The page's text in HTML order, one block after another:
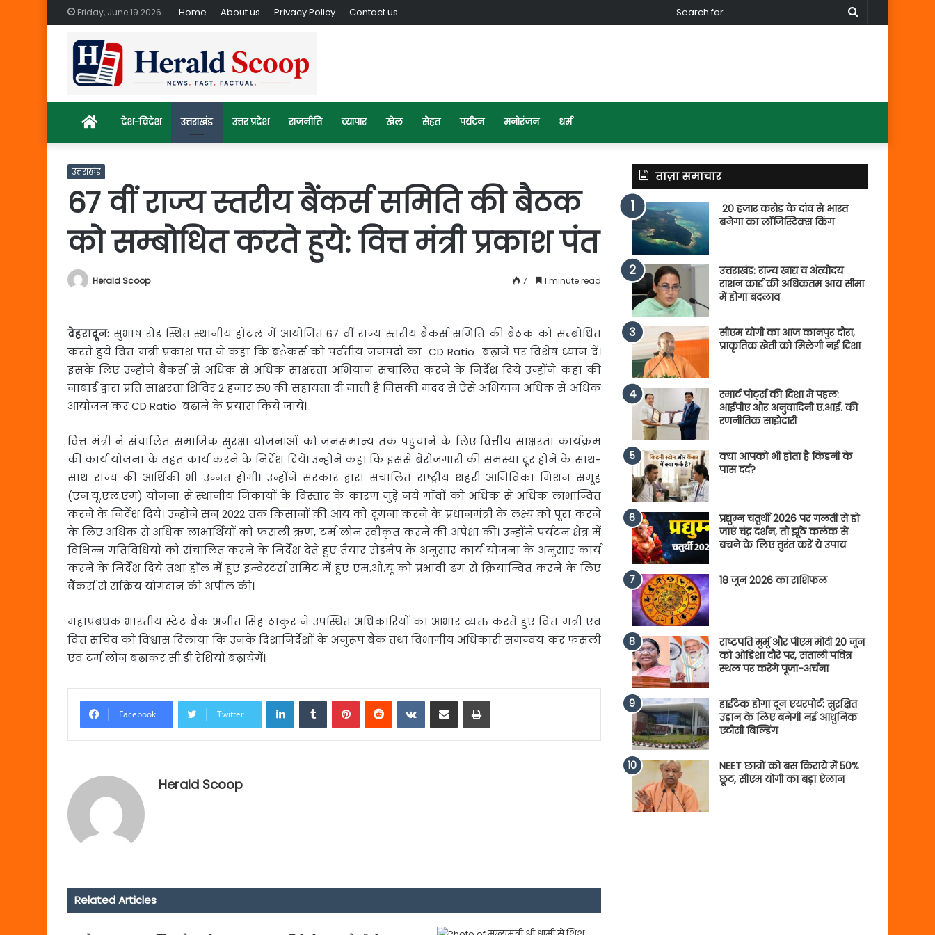
Friday, June 19 2026 Home About us Privacy Policy Contact us
Search
Homeदेश-विदेश उत्तराखंड उत्तर प्रदेश राजनीति व्यापार खेल सेहत पर्यटन मनोरंजन धर्म
उत्तराखंड
67 वीं राज्य स्तरीय बैंकर्स समिति की बैठक
को सम्बोधित करते हुये: वित्त मंत्री प्रकाश पंत
Herald Scoop 7 1 minute read
देहरादून: सुभाष रोड़ स्थित स्थानीय होटल में आयोजित 67 वीं राज्य स्तरीय बैंकर्स समिति की बैठक को सम्बोधित
करते हुये वित्त मंत्री प्रकाश पंत ने कहा कि बंैकर्स को पर्वतीय जनपदो का CD Ratio बढ़ाने पर विशेष ध्यान दें।
इसके लिए उन्होंने बैंकर्स से अधिक से अधिक साक्षरता अभियान संचालित करने के निर्देश दिये उन्होंने कहा की
नाबार्ड द्वारा प्रति साक्षरता शिविर 2 हजार रु0 की सहायता दी जाती है जिसकी मदद से ऐसे अभियान अधिक से अधिक
आयोजन कर CD Ratio बढाने के प्रयास किये जाये।
वित्त मंत्री ने संचालित समाजिक सुरक्षा योजनाओं को जनसमान्य तक पहुचाने के लिए वित्तीय साक्षरता कार्यक्रम
की कार्य योजना के तहत कार्य करने के निर्देश दिये। उन्होंने कहा कि इससे बेरोजगारी की समस्या दूर होने के साथ-
साथ राज्य की आर्थिकी भी उन्नत होगी। उन्होंने सरकार द्वारा संचालित राष्ट्रीय शहरी आजिविका मिशन समूह
(एन.यू.एल.एम) योजना से स्थानीय निकायों के विस्तार के कारण जुड़े नये गाॅवों को अधिक से अधिक लाभान्वित
करने के निर्देश दिये। उन्होंने सन् 2022 तक किसानों की आय को दूगना करने के प्रधानमंत्री के लक्ष्य को पूरा करने
के लिए अधिक से अधिक लाभार्थियों को फसली ऋण, टर्म लोन स्वीकृत करने की अपेक्षा की। उन्होंने पर्यटन क्षेत्र में
विभिन्न गतिविधियों को संचालित करने के निर्देश देते हुए तैयार रोड़मैप के अनुसार कार्य योजना के अनुसार कार्य
करने के निर्देश दिये तथा हाॅल में हुए इन्वेस्टर्स समिट में हुए एम.ओ.यू को प्रभावी ढ़ग से क्रियान्वित करने के लिए
बैंकर्स से सक्रिय योगदान की अपील की।
महाप्रबंधक भारतीय स्टेट बैंक अजीत सिंह ठाकुर ने उपस्थित अधिकारियों का आभार व्यक्त करते हुए वित्त मंत्री एवं
वित्त सचिव को विश्वास दिलाया कि उनके दिशानिर्देशों के अनुरूप बैंक तथा विभागीय अधिकारी समन्वय कर फसली
एवं टर्म लोन बढाकर सी.डी रेशियों बढ़ायेगें।
Facebook Twitter
LinkedInTumblrPinterestReddit VKontakte
Share via Email Print
Herald Scoop
Related Articles
ताज़ा समाचार
20 हजार करोड़ के दांव से भारत
बनेगा का लॉजिस्टिक्स किंग
उत्तराखंड: राज्य खाद्य व अंत्योदय
राशन कार्ड की अधिकतम आय सीमा
में होगा बदलाव
सीएम योगी का आज कानपुर दौरा,
प्राकृतिक खेती को मिलेगी नई दिशा
स्मार्ट पोर्ट्स की दिशा में पहल:
आईपीए और अनुवादिनी ए.आई. की
रणनीतिक साझेदारी
क्या आपको भी होता है किडनी के
पास दर्द?
प्रद्युम्न चतुर्थी 2026 पर गलती से हो
जाएं चंद्र दर्शन, तो झूठे कलंक से
बचने के लिए तुरंत करें ये उपाय
18 जून 2026 का राशिफल
राष्ट्रपति मुर्मू और पीएम मोदी 20 जून
को ओडिशा दौरे पर, संताली पवित्र
स्थल पर करेंगे पूजा-अर्चना
हाईटेक होगा दून एयरपोर्ट: सुरक्षित
उड़ान के लिए बनेगी नई आधुनिक
एटीसी बिल्डिंग
NEET छात्रों को बस किराये में 50%
छूट, सीएम योगी का बड़ा ऐलान